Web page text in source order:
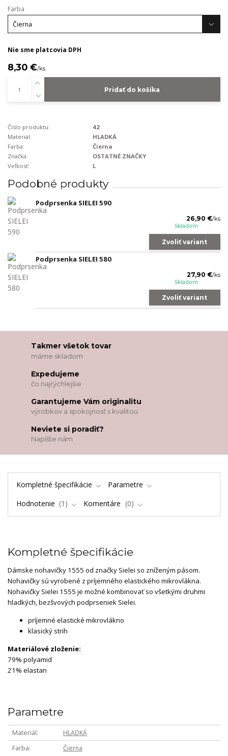
Farba
Nie sme platcovia DPH
8,30 €/ks
Pridať do košíka
Číslo produktu:
42
Materiál:
HLADKÁ
Farba:
Čierna
Značka:
OSTATNÉ ZNAČKY
Veľkosť:
L
Podobné produkty
Podprsenka SIELEI 590
26,90 €/ks
Skladom
Zvoliť variant
Podprsenka SIELEI 580
27,90 €/ks
Skladom
Zvoliť variant
Takmer všetok tovar
máme skladom
Expedujeme
čo najrýchlejšie
Garantujeme Vám originalitu
výrobkov a spokojnosť s kvalitou
Neviete si poradiť?
Napíšte nám
Kompletné špecifikácie
Parametre
Hodnotenie
1 Komentáre 0
Kompletné špecifikácie
Dámske nohavičky 1555 od značky Sielei so zníženým pásom.
Nohavičky sú vyrobené z príjemného elastického mikrovlákna.
Nohavičky Sielei 1555 je možné kombinovať so všetkými druhmi
hladkých, bezšvových podprseniek Sielei.
príjemné elastické mikrovlákno
klasický strih
Materiálové zloženie:
79% polyamid
21% elastan
Parametre
Materiál
HLADKÁ
Farba
Čierna